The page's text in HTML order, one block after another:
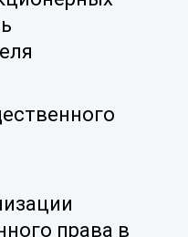
права в